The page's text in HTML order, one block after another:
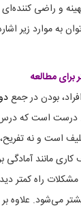
و راضی
به موارد زیر
بودن در جمع
درست است که
است و نه
مانند آمادگی
راه کمتر
می‌شود. علاوه بر